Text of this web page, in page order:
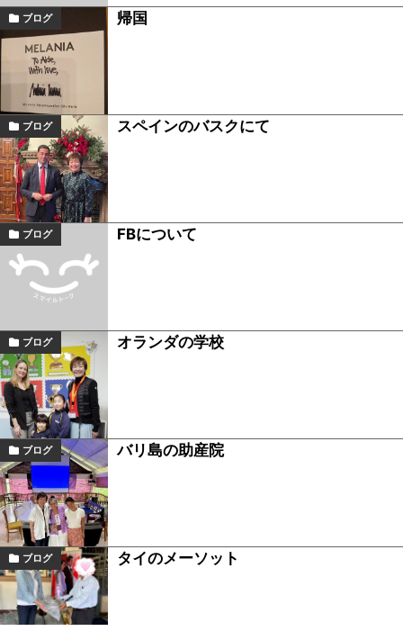
ブログ 帰国
ブログ スペインのバスクにて
ブログ FBについて
ブログ オランダの学校
ブログ バリ島の助産院
ブログ タイのメーソット